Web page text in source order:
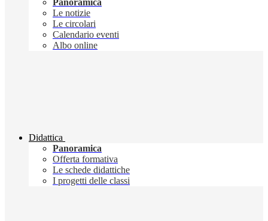
Panoramica
Le notizie
Le circolari
Calendario eventi
Albo online
Didattica
Panoramica
Offerta formativa
Le schede didattiche
I progetti delle classi